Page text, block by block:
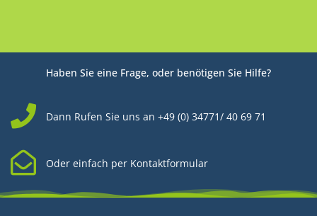
Haben Sie eine Frage, oder benötigen Sie Hilfe?
Dann Rufen Sie uns an +49 (0) 34771/ 40 69 71
Oder einfach per Kontaktformular